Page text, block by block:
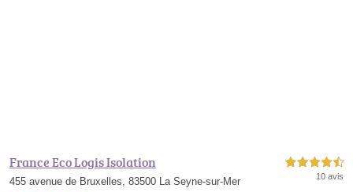
France Eco Logis Isolation
455 avenue de Bruxelles, 83500 La Seyne-sur-Mer
4,5 étoiles sur 5
10 avis